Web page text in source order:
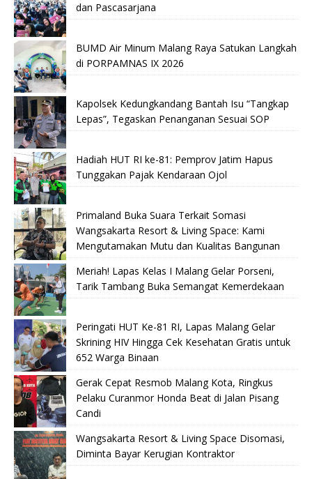
dan Pascasarjana
BUMD Air Minum Malang Raya Satukan Langkah
di PORPAMNAS IX 2026
Kapolsek Kedungkandang Bantah Isu “Tangkap
Lepas”, Tegaskan Penanganan Sesuai SOP
Hadiah HUT RI ke-81: Pemprov Jatim Hapus
Tunggakan Pajak Kendaraan Ojol
Primaland Buka Suara Terkait Somasi
Wangsakarta Resort & Living Space: Kami
Mengutamakan Mutu dan Kualitas Bangunan
Meriah! Lapas Kelas I Malang Gelar Porseni,
Tarik Tambang Buka Semangat Kemerdekaan
Peringati HUT Ke-81 RI, Lapas Malang Gelar
Skrining HIV Hingga Cek Kesehatan Gratis untuk
652 Warga Binaan
Gerak Cepat Resmob Malang Kota, Ringkus
Pelaku Curanmor Honda Beat di Jalan Pisang
Candi
Wangsakarta Resort & Living Space Disomasi,
Diminta Bayar Kerugian Kontraktor